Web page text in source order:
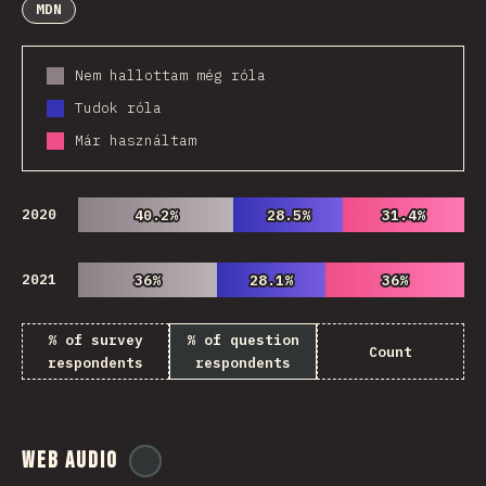
MDN
Nem hallottam még róla
Tudok róla
Már használtam
2020 40.2%
40.2% 28.5%
28.5% 31.4%
31.4%
2021 36%
36% 28.1%
28.1% 36%
36%
% of survey
respondents
% of question
respondents
Count
Web Audio